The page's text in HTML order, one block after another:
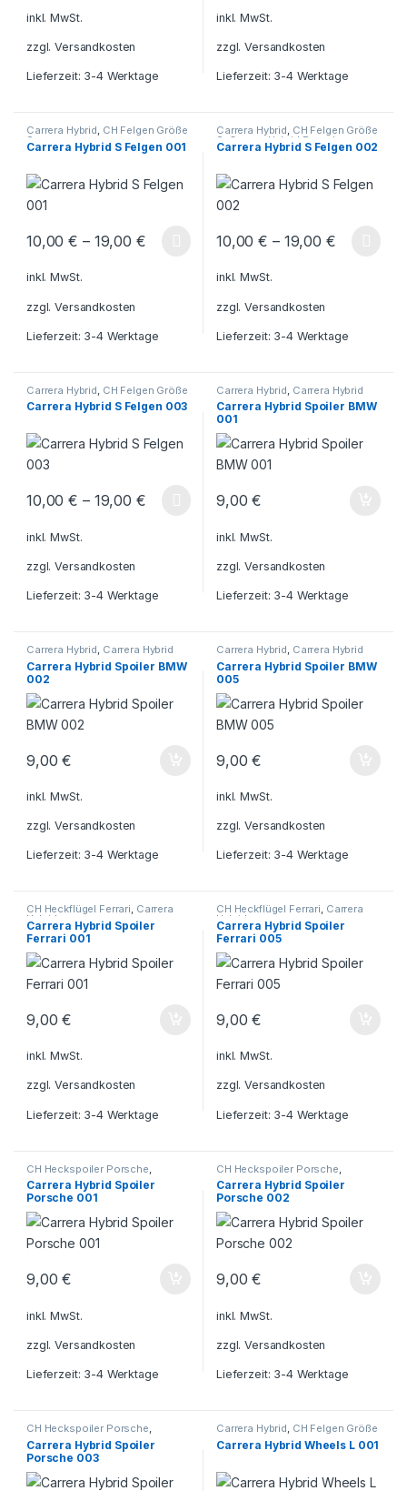
inkl. MwSt.
zzgl.Versandkosten
Lieferzeit: 3-4 Werktage
inkl. MwSt.
zzgl.Versandkosten
Lieferzeit: 3-4 Werktage
Carrera Hybrid, CH Felgen Größe
S
Carrera Hybrid S Felgen 001
10,00€ – 19,00 €
Dieses Produkt weist mehrere Varianten auf. Die Optionen
inkl. MwSt.
zzgl.Versandkosten
Lieferzeit: 3-4 Werktage
Carrera Hybrid, CH Felgen Größe
S, Carrera Hybrid Porsche
Carrera Hybrid S Felgen 002
10,00€ – 19,00 €
Dieses Produkt weist mehrere
inkl. MwSt.
zzgl.Versandkosten
Lieferzeit: 3-4 Werktage
Carrera Hybrid CH Felgen Größe
S
Carrera Hybrid S Felgen 003
10,00€ – 19,00 €
Dieses Produkt weist mehrere Varianten auf. Die Optionen
inkl. MwSt.
zzgl.Versandkosten
Lieferzeit: 3-4 Werktage
Carrera Hybrid Carrera Hybrid
BMW CH Heckspoiler BMW
Carrera Hybrid Spoiler BMW
001
9,00€
inkl. MwSt.
zzgl.Versandkosten
Lieferzeit: 3-4 Werktage
Carrera Hybrid, Carrera Hybrid
BMW CH Heckspoiler BMW
Carrera Hybrid Spoiler BMW
002
9,00€
inkl. MwSt.
zzgl.Versandkosten
Lieferzeit: 3-4 Werktage
Carrera Hybrid, Carrera Hybrid
BMW CH Heckspoiler BMW
Carrera Hybrid Spoiler BMW
005
9,00€
inkl. MwSt.
zzgl.Versandkosten
Lieferzeit: 3-4 Werktage
CH Heckflügel Ferrari, Carrera
Hybrid
Carrera Hybrid Spoiler
Ferrari 001
9,00€
inkl. MwSt.
zzgl.Versandkosten
Lieferzeit: 3-4 Werktage
CH Heckflügel Ferrari, Carrera
Hybrid
Carrera Hybrid Spoiler
Ferrari 005
9,00€
inkl. MwSt.
zzgl.Versandkosten
Lieferzeit: 3-4 Werktage
CH Heckspoiler Porsche
Carrera Hybrid
Carrera Hybrid Spoiler
Porsche 001
9,00€
inkl. MwSt.
zzgl.Versandkosten
Lieferzeit: 3-4 Werktage
CH Heckspoiler Porsche
Carrera Hybrid
Carrera Hybrid Spoiler
Porsche 002
9,00€
inkl. MwSt.
zzgl.Versandkosten
Lieferzeit: 3-4 Werktage
CH Heckspoiler Porsche,
Carrera Hybrid
Carrera Hybrid Spoiler
Porsche 003
Carrera Hybrid, CH Felgen Größe
L
Carrera Hybrid Wheels L 001